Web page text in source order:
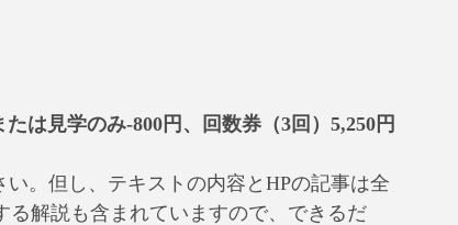
は見学のみ-800円、回数券（3回）5,250円
。但し、テキストの内容とHPの記事は全
る解説も含まれていますので、できるだ